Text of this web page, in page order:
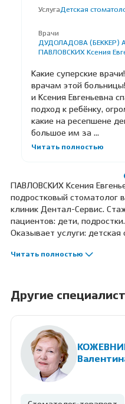
Услуга Детская
Врачи
ДУДОЛАДОВА (БЕККЕР)
ПАВЛОВСКИХ Ксения
Какие суперские
врачам этой
и Ксения Евгеньевна
подход к ребёнку,
какие на ресепшене
большое им за ...
Читать полностью
ПАВЛОВСКИХ Ксения
подростковый стоматолог
клиник Дентал-Сервис.
пациентов: дети,
Оказывает услуги:
кариеса у детей, лечение
особенным детям,
зубов, подростковая
навыки: лечение под
лечение под седацией,
микропротезирование
бережная адаптация к
Читать полностью
Другие